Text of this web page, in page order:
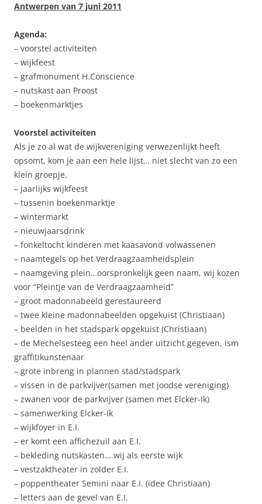
Antwerpen van 7 juni 2011
Agenda:
– voorstel activiteiten
– wijkfeest
– grafmonument H.Conscience
– nutskast aan Proost
– boekenmarktjes
Voorstel activiteiten
Als je zo al wat de wijkvereniging verwezenlijkt heeft
opsomt, kom je aan een hele lijst… niet slecht van zo een
klein groepje.
– jaarlijks wijkfeest
– tussenin boekenmarktje
– wintermarkt
– nieuwjaarsdrink
– fonkeltocht kinderen met kaasavond volwassenen
– naamtegels op het Verdraagzaamheidsplein
– naamgeving plein…oorspronkelijk geen naam, wij kozen
voor “Pleintje van de Verdraagzaamheid”
– groot madonnabeeld gerestaureerd
– twee kleine madonnabeelden opgekuist (Christiaan)
– beelden in het stadspark opgekuist (Christiaan)
– de Mechelsesteeg een heel ander uitzicht gegeven, ism
graffitikunstenaar
– grote inbreng in plannen stad/stadspark
– vissen in de parkvijver(samen met joodse vereniging)
– zwanen voor de parkvijver (samen met Elcker-Ik)
– samenwerking Elcker-Ik
– wijkfoyer in E.I.
– er komt een affichezuil aan E.I.
– bekleding nutskasten….wij als eerste wijk
– vestzaktheater in zolder E.I.
– poppentheater Semini naar E.I. (idee Christiaan)
– letters aan de gevel van E.I.